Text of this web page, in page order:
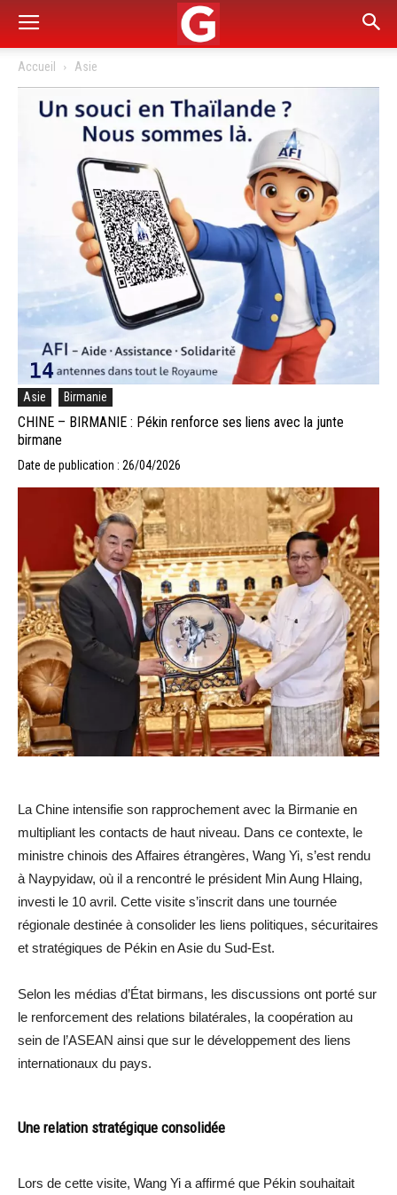
Accueil Asie
Asie Birmanie
CHINE – BIRMANIE : Pékin renforce ses liens avec la junte
birmane
Date de publication : 26/04/2026
La Chine intensifie son rapprochement avec la Birmanie en
multipliant les contacts de haut niveau. Dans ce contexte, le
ministre chinois des Affaires étrangères, Wang Yi, s’est rendu
à Naypyidaw, où il a rencontré le président Min Aung Hlaing,
investi le 10 avril. Cette visite s’inscrit dans une tournée
régionale destinée à consolider les liens politiques, sécuritaires
et stratégiques de Pékin en Asie du Sud-Est.
Selon les médias d’État birmans, les discussions ont porté sur
le renforcement des relations bilatérales, la coopération au
sein de l’ASEAN ainsi que sur le développement des liens
internationaux du pays.
Une relation stratégique consolidée
Lors de cette visite, Wang Yi a affirmé que Pékin souhaitait